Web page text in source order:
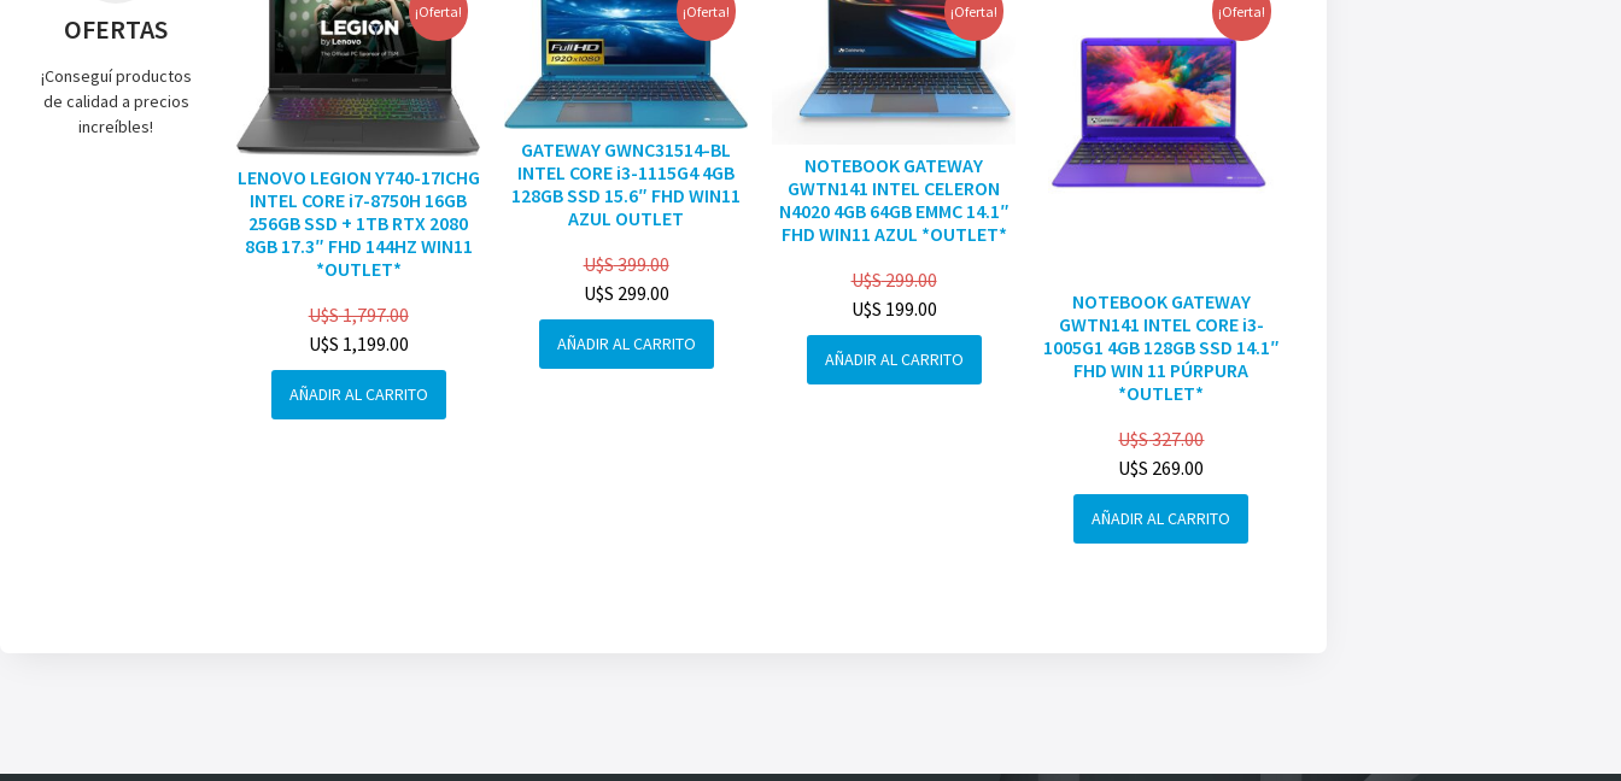
OFERTAS
¡Conseguí productos
de calidad a precios
increíbles!
¡Oferta!
LENOVO LEGION Y740-17ICHG
INTEL CORE i7-8750H 16GB
256GB SSD + 1TB RTX 2080
8GB 17.3″ FHD 144HZ WIN11
*OUTLET*
U$S1,797.00
U$S 1,199.00
AÑADIR AL CARRITO
¡Oferta!
GATEWAY GWNC31514-BL
INTEL CORE i3-1115G4 4GB
128GB SSD 15.6″ FHD WIN11
AZUL OUTLET
U$S399.00
U$S 299.00
AÑADIR AL CARRITO
¡Oferta!
NOTEBOOK GATEWAY
GWTN141 INTEL CELERON
N4020 4GB 64GB EMMC 14.1″
FHD WIN11 AZUL *OUTLET*
U$S299.00
U$S 199.00
AÑADIR AL CARRITO
¡Oferta!
NOTEBOOK GATEWAY
GWTN141 INTEL CORE i3-
1005G1 4GB 128GB SSD 14.1″
FHD WIN 11 PÚRPURA
*OUTLET*
U$S327.00
U$S 269.00
AÑADIR AL CARRITO